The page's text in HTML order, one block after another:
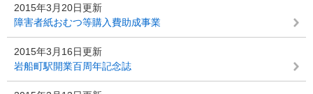
2015年3月20日更新
障害者紙おむつ等購入費助成事業
2015年3月16日更新
岩船町駅開業百周年記念誌